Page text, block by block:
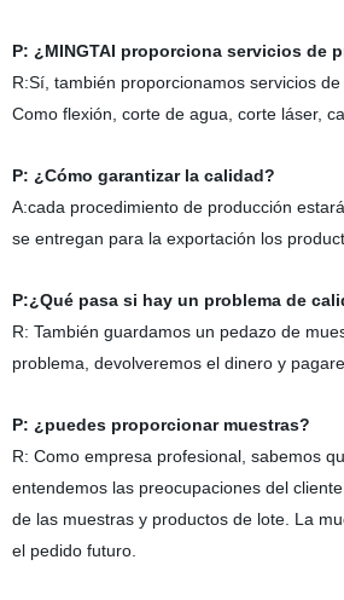
P: ¿MINGTAI proporciona servicios de
R:Sí, también proporcionamos servicios
Como flexión, corte de agua, corte láser,
P: ¿Cómo garantizar la calidad?
A:cada procedimiento de producción
se entregan para la exportación los
P:¿Qué pasa si hay un problema de
R: También guardamos un pedazo de
problema, devolveremos el dinero y
P: ¿puedes proporcionar muestras?
R: Como empresa profesional, sabemos
entendemos las preocupaciones del
de las muestras y productos de lote. La
el pedido futuro.